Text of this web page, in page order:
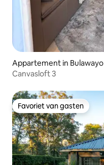
Appartement in Bulawayo
Canvasloft 3
Favoriet van gasten
Favoriet van gasten